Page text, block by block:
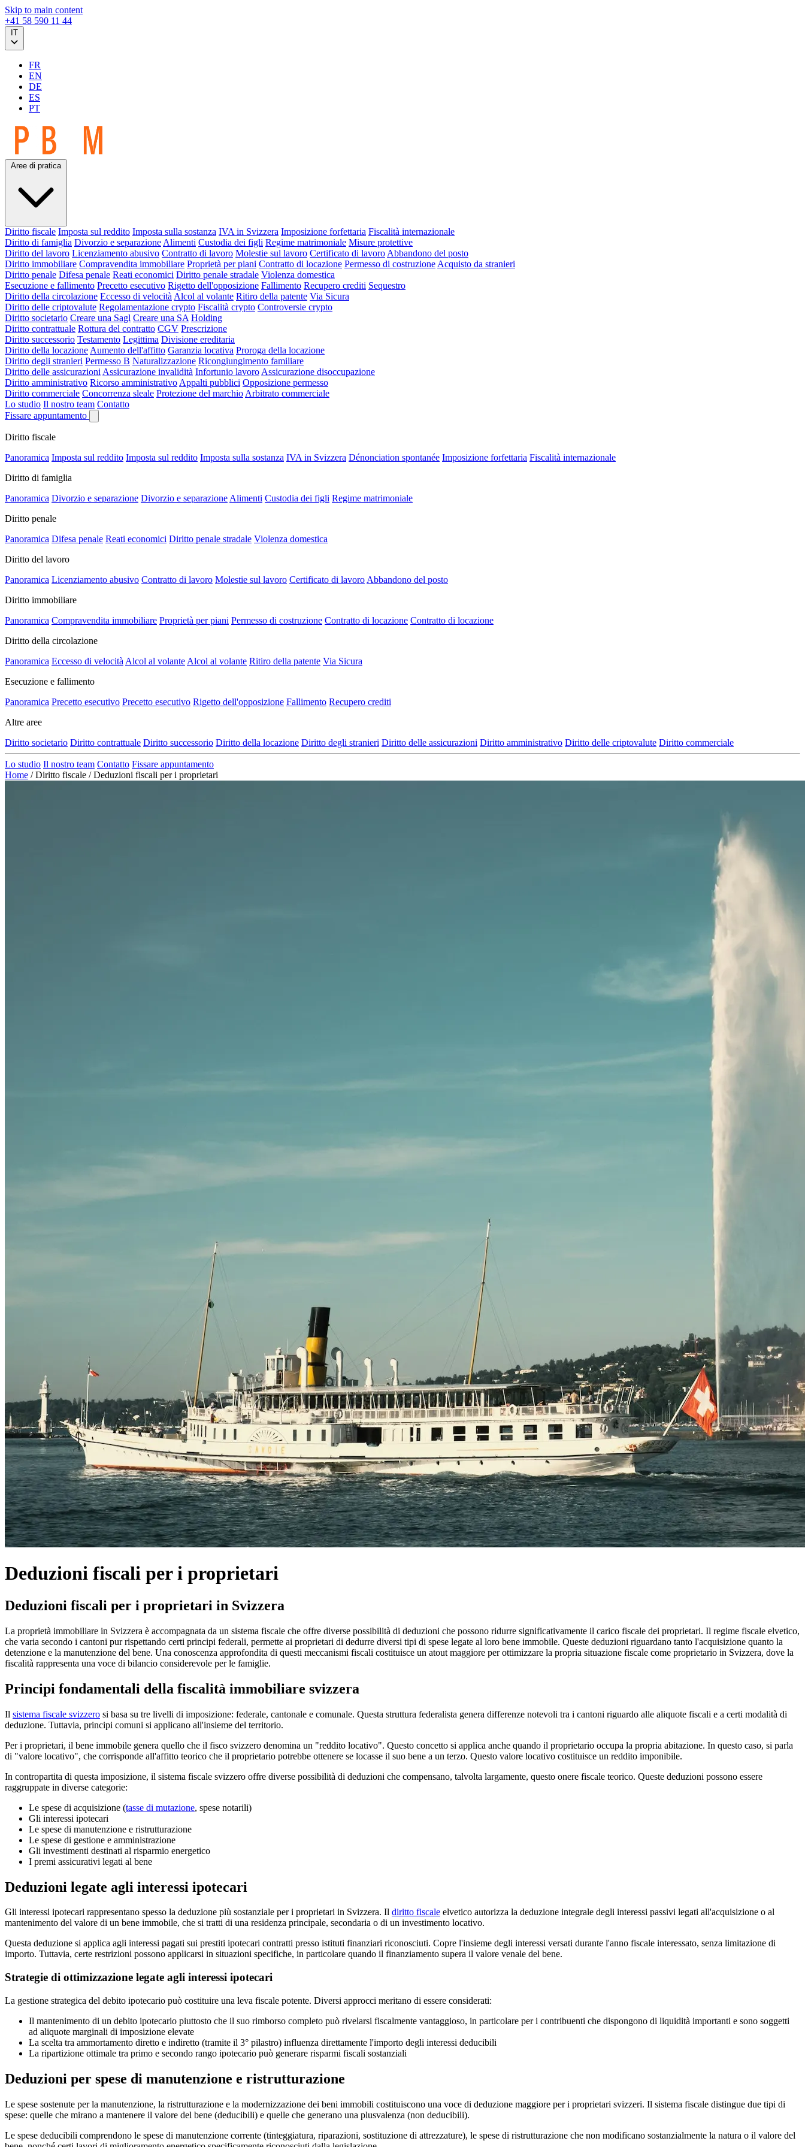
Skip to main content
+41 58 590 11 44
FR
EN
DE
ES
PT
Aree di pratica
Diritto fiscale Imposta sul reddito Imposta sulla sostanza IVA in Svizzera Imposizione forfettaria Fiscalità internazionale
Diritto di famiglia Divorzio e separazione Alimenti Custodia dei figli Regime matrimoniale Misure protettive
Diritto del lavoro Licenziamento abusivo Contratto di lavoro Molestie sul lavoro Certificato di lavoro Abbandono del posto
Diritto immobiliare Compravendita immobiliare Proprietà per piani Contratto di locazione Permesso di costruzione Acquisto da stranieri
Diritto penale Difesa penale Reati economici Diritto penale stradale Violenza domestica
Esecuzione e fallimento Precetto esecutivo Rigetto dell'opposizione Fallimento Recupero crediti Sequestro
Diritto della circolazione Eccesso di velocità Alcol al volante Ritiro della patente Via Sicura
Diritto delle criptovalute Regolamentazione crypto Fiscalità crypto Controversie crypto
Diritto societario Creare una Sagl Creare una SA Holding
Diritto contrattuale Rottura del contratto CGV Prescrizione
Diritto successorio Testamento Legittima Divisione ereditaria
Diritto della locazione Aumento dell'affitto Garanzia locativa Proroga della locazione
Diritto degli stranieri Permesso B Naturalizzazione Ricongiungimento familiare
Diritto delle assicurazioni Assicurazione invalidità Infortunio lavoro Assicurazione disoccupazione
Diritto amministrativo Ricorso amministrativo Appalti pubblici Opposizione permesso
Diritto commerciale Concorrenza sleale Protezione del marchio Arbitrato commerciale
Lo studio Il nostro team Contatto
Fissare appuntamento
Diritto fiscale
Panoramica Imposta sul reddito Imposta sul reddito Imposta sulla sostanza IVA in Svizzera Dénonciation spontanée Imposizione forfettaria Fiscalità internazionale
Diritto di famiglia
Panoramica Divorzio e separazione Divorzio e separazione Alimenti Custodia dei figli Regime matrimoniale
Diritto penale
Panoramica Difesa penale Reati economici Diritto penale stradale Violenza domestica
Diritto del lavoro
Panoramica Licenziamento abusivo Contratto di lavoro Molestie sul lavoro Certificato di lavoro Abbandono del posto
Diritto immobiliare
Panoramica Compravendita immobiliare Proprietà per piani Permesso di costruzione Contratto di locazione Contratto di locazione
Diritto della circolazione
Panoramica Eccesso di velocità Alcol al volante Alcol al volante Ritiro della patente Via Sicura
Esecuzione e fallimento
Panoramica Precetto esecutivo Precetto esecutivo Rigetto dell'opposizione Fallimento Recupero crediti
Altre aree
Diritto societario Diritto contrattuale Diritto successorio Diritto della locazione Diritto degli stranieri Diritto delle assicurazioni Diritto amministrativo Diritto delle criptovalute Diritto commerciale
Lo studio Il nostro team Contatto Fissare appuntamento
Home / Diritto fiscale / Deduzioni fiscali per i proprietari
Deduzioni fiscali per i proprietari
Deduzioni fiscali per i proprietari in Svizzera
La proprietà immobiliare in Svizzera è accompagnata da un sistema fiscale che offre diverse possibilità di deduzioni che possono ridurre significativamente il carico fiscale dei proprietari. Il regime fiscale elvetico,
che varia secondo i cantoni pur rispettando certi principi federali, permette ai proprietari di dedurre diversi tipi di spese legate al loro bene immobile. Queste deduzioni riguardano tanto l'acquisizione quanto la
detenzione e la manutenzione del bene. Una conoscenza approfondita di questi meccanismi fiscali costituisce un atout maggiore per ottimizzare la propria situazione fiscale come proprietario in Svizzera, dove la
fiscalità rappresenta una voce di bilancio considerevole per le famiglie.
Principi fondamentali della fiscalità immobiliare svizzera
Il sistema fiscale svizzero si basa su tre livelli di imposizione: federale, cantonale e comunale. Questa struttura federalista genera differenze notevoli tra i cantoni riguardo alle aliquote fiscali e a certi modalità di
deduzione. Tuttavia, principi comuni si applicano all'insieme del territorio.
Per i proprietari, il bene immobile genera quello che il fisco svizzero denomina un "reddito locativo". Questo concetto si applica anche quando il proprietario occupa la propria abitazione. In questo caso, si parla
di "valore locativo", che corrisponde all'affitto teorico che il proprietario potrebbe ottenere se locasse il suo bene a un terzo. Questo valore locativo costituisce un reddito imponibile.
In contropartita di questa imposizione, il sistema fiscale svizzero offre diverse possibilità di deduzioni che compensano, talvolta largamente, questo onere fiscale teorico. Queste deduzioni possono essere
raggruppate in diverse categorie:
Le spese di acquisizione (tasse di mutazione, spese notarili)
Gli interessi ipotecari
Le spese di manutenzione e ristrutturazione
Le spese di gestione e amministrazione
Gli investimenti destinati al risparmio energetico
I premi assicurativi legati al bene
Deduzioni legate agli interessi ipotecari
Gli interessi ipotecari rappresentano spesso la deduzione più sostanziale per i proprietari in Svizzera. Il diritto fiscale elvetico autorizza la deduzione integrale degli interessi passivi legati all'acquisizione o al
mantenimento del valore di un bene immobile, che si tratti di una residenza principale, secondaria o di un investimento locativo.
Questa deduzione si applica agli interessi pagati sui prestiti ipotecari contratti presso istituti finanziari riconosciuti. Copre l'insieme degli interessi versati durante l'anno fiscale interessato, senza limitazione di
importo. Tuttavia, certe restrizioni possono applicarsi in situazioni specifiche, in particolare quando il finanziamento supera il valore venale del bene.
Strategie di ottimizzazione legate agli interessi ipotecari
La gestione strategica del debito ipotecario può costituire una leva fiscale potente. Diversi approcci meritano di essere considerati:
Il mantenimento di un debito ipotecario piuttosto che il suo rimborso completo può rivelarsi fiscalmente vantaggioso, in particolare per i contribuenti che dispongono di liquidità importanti e sono soggetti
ad aliquote marginali di imposizione elevate
La scelta tra ammortamento diretto e indiretto (tramite il 3° pilastro) influenza direttamente l'importo degli interessi deducibili
La ripartizione ottimale tra primo e secondo rango ipotecario può generare risparmi fiscali sostanziali
Deduzioni per spese di manutenzione e ristrutturazione
Le spese sostenute per la manutenzione, la ristrutturazione e la modernizzazione dei beni immobili costituiscono una voce di deduzione maggiore per i proprietari svizzeri. Il sistema fiscale distingue due tipi di
spese: quelle che mirano a mantenere il valore del bene (deducibili) e quelle che generano una plusvalenza (non deducibili).
Le spese deducibili comprendono le spese di manutenzione corrente (tinteggiatura, riparazioni, sostituzione di attrezzature), le spese di ristrutturazione che non modificano sostanzialmente la natura o il valore del